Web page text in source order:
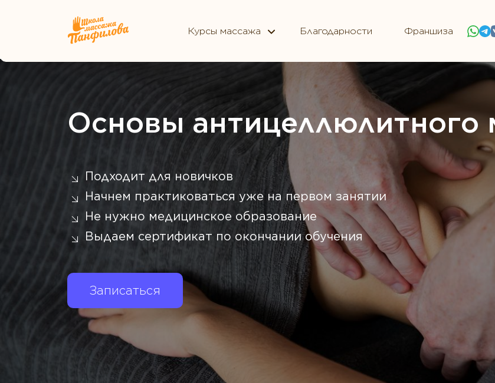
Курсы массажа Благодарности Франшиза
Основы антицеллюлитного
Подходит для новичков
Начнем практиковаться уже на первом занятии
Не нужно медицинское образование
Выдаем сертификат по окончании обучения
Записаться